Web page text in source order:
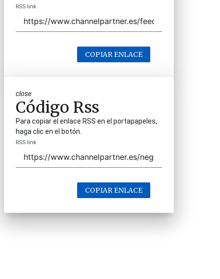
RSS link
COPIAR ENLACE
close
Código Rss
Para copiar el enlace RSS en el portapapeles,
haga clic en el botón.
RSS link
COPIAR ENLACE